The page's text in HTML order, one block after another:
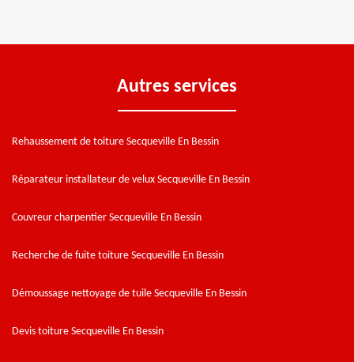
Autres services
Rehaussement de toiture Secqueville En Bessin
Réparateur installateur de velux Secqueville En Bessin
Couvreur charpentier Secqueville En Bessin
Recherche de fuite toiture Secqueville En Bessin
Démoussage nettoyage de tuile Secqueville En Bessin
Devis toiture Secqueville En Bessin